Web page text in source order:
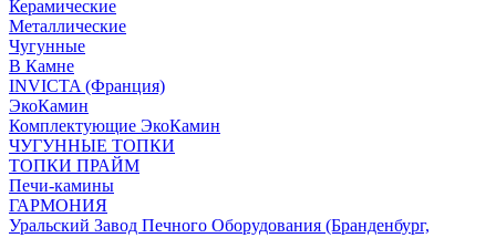
Керамические
Металлические
Чугунные
В Камне
INVICTA (Франция)
ЭкоКамин
Комплектующие ЭкоКамин
ЧУГУННЫЕ ТОПКИ
ТОПКИ ПРАЙМ
Печи-камины
ГАРМОНИЯ
Уральский Завод Печного Оборудования (Бранденбург,